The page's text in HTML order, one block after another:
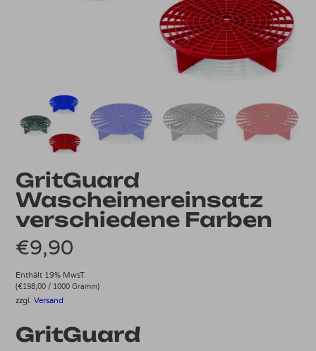
GritGuard
Wascheimereinsatz
verschiedene Farben
€9,90
Enthält 19% MwsT.
(€198,00 / 1000 Gramm)
zzgl.Versand
GritGuard